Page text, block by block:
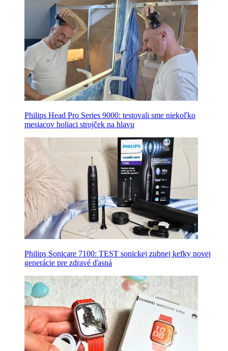
Philips Head Pro Series 9000: testovali sme niekoľko
mesiacov holiaci strojček na hlavu
Philips Sonicare 7100: TEST sonickej zubnej kefky novej
generácie pre zdravé ďasná